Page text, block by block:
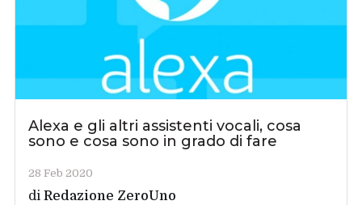
Alexa e gli altri assistenti vocali, cosa
sono e cosa sono in grado di fare
28 Feb 2020
diRedazione ZeroUno